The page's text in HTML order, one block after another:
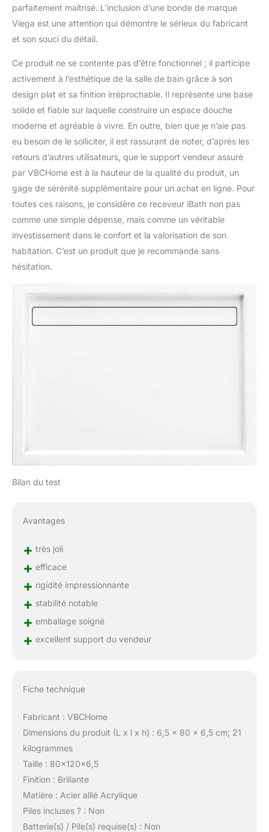
parfaitement maîtrisé. L’inclusion d’une bonde de marque
Viega est une attention qui démontre le sérieux du fabricant
et son souci du détail.
Ce produit ne se contente pas d’être fonctionnel ; il participe
activement à l’esthétique de la salle de bain grâce à son
design plat et sa finition irréprochable. Il représente une base
solide et fiable sur laquelle construire un espace douche
moderne et agréable à vivre. En outre, bien que je n’aie pas
eu besoin de le solliciter, il est rassurant de noter, d’après les
retours d’autres utilisateurs, que le support vendeur assuré
par VBCHome est à la hauteur de la qualité du produit, un
gage de sérénité supplémentaire pour un achat en ligne. Pour
toutes ces raisons, je considère ce receveur iBath non pas
comme une simple dépense, mais comme un véritable
investissement dans le confort et la valorisation de son
habitation. C’est un produit que je recommande sans
hésitation.
Bilan du test
Avantages
+ très joli
+ efficace
+ rigidité impressionnante
+ stabilité notable
+ emballage soigné
+ excellent support du vendeur
Fiche technique
Fabricant : VBCHome
Dimensions du produit (L x l x h) : 6,5 x 80 x 6,5 cm; 21
kilogrammes
Taille : 80x120x6,5
Finition : Brillante
Matière : Acier allié Acrylique
Piles incluses ? : Non
Batterie(s) / Pile(s) requise(s) : Non